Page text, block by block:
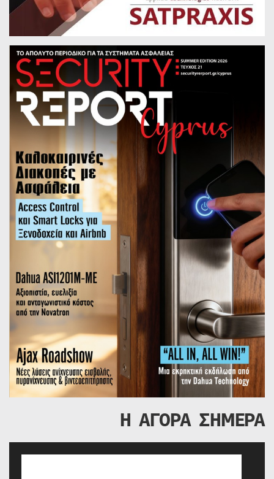
Η ΑΓΟΡΑ ΣΗΜΕΡΑ